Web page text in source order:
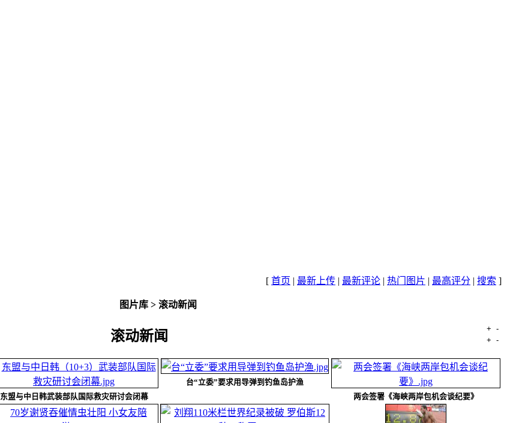
[ 首页 | 最新上传 | 最新评论 | 热门图片 | 最高评分 | 搜索 ]
图片库 > 滚动新闻
滚动新闻 + -
+ -
东盟与中日韩武装部队国际救灾研讨会闭幕
台“立委”要求用导弹到钓鱼岛护渔
两会签署《海峡两岸包机会谈纪要》